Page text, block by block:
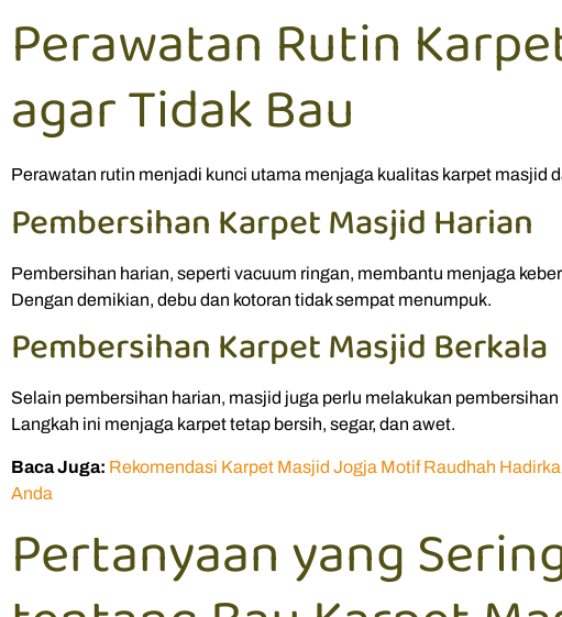
Perawatan Rutin
agar Tidak Bau
Perawatan rutin menjadi kunci utama menjaga kualitas karpet masjid
Pembersihan Karpet Masjid Harian
Pembersihan harian, seperti vacuum ringan, membantu menjaga
Dengan demikian, debu dan kotoran tidak sempat menumpuk.
Pembersihan Karpet Masjid Berkala
Selain pembersihan harian, masjid juga perlu melakukan
Langkah ini menjaga karpet tetap bersih, segar, dan awet.
Baca Juga: Rekomendasi Karpet Masjid Jogja Motif Raudhah
Anda
Pertanyaan yang